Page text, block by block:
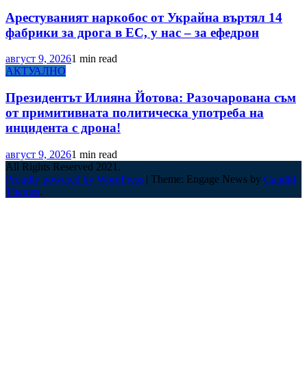
Арестуваният наркобос от Украйна въртял 14
фабрики за дрога в ЕС, у нас – за ефедрон
август 9, 20261 min read
АКТУАЛНО
Президентът Илияна Йотова: Разочарована съм
от примитивната политическа употреба на
инцидента с дрона!
август 9, 20261 min read
All Rights Reserved 2021.
Proudly powered by WordPress | Theme: Engage News by Candid
Themes.